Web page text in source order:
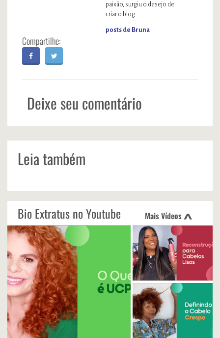
paixão, surgiu o desejo de
criar o blog...
posts de Bruna
Deixe seu comentário
Leia também
<
Bio Extratus no Youtube Mais Vídeos